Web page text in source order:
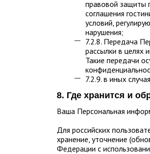
правовой защиты
соглашения
условий,
нарушения;
7.2.8. Передача
рассылки в целях
Такие передачи
7.2.9. в иных
8. Где хранится и
Ваша Персональная
Для российских
хранение, уточнение
Федерации с